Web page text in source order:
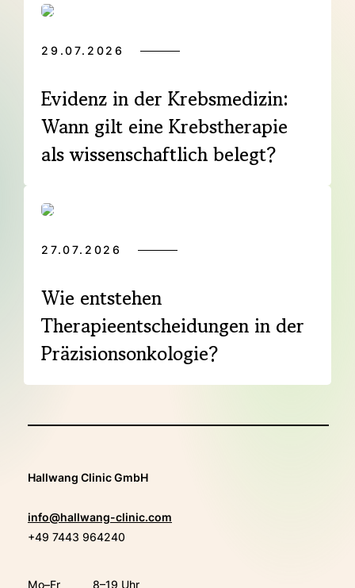
29.07.2026
Evidenz in der Krebsmedizin:
Wann gilt eine Krebstherapie
als wissenschaftlich belegt?
27.07.2026
Wie entstehen
Therapieentscheidungen in der
Präzisionsonkologie?
Hallwang Clinic GmbH
info@hallwang-clinic.com
+49 7443 964240
Mo–Fr 8–19 Uhr